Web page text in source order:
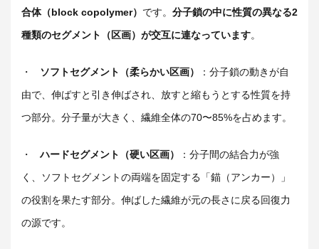
合体（block copolymer） です。 分子鎖の中に性質の異なる2
種類のセグメント（区画）が交互に連なっています。
・ ソフトセグメント（柔らかい区画）
：分子鎖の動きが自
由で、伸ばすと引き伸ばされ、放すと縮もうとする性質を持
つ部分。分子量が大きく、繊維全体の70〜85%を占めます。
・ ハードセグメント（硬い区画）
：分子間の結合力が強
く、ソフトセグメントの両端を固定する「錨（アンカー）」
の役割を果たす部分。伸ばした繊維が元の長さに戻る回復力
の源です。